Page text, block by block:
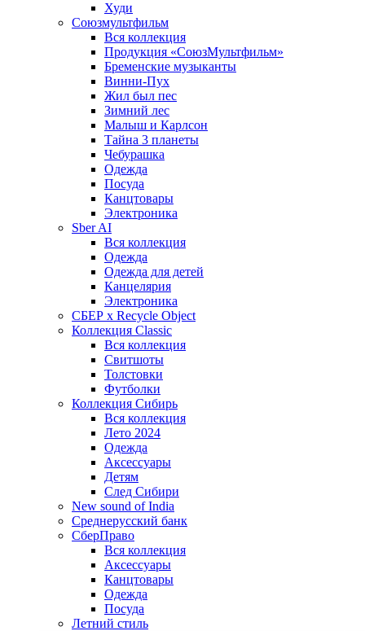
Худи
Союзмультфильм
Вся коллекция
Продукция «СоюзМультфильм»
Бременские музыканты
Винни-Пух
Жил был пес
Зимний лес
Малыш и Карлсон
Тайна 3 планеты
Чебурашка
Одежда
Посуда
Канцтовары
Электроника
Sber AI
Вся коллекция
Одежда
Одежда для детей
Канцелярия
Электроника
СБЕР x Recycle Object
Коллекция Classic
Вся коллекция
Свитшоты
Толстовки
Футболки
Коллекция Сибирь
Вся коллекция
Лето 2024
Одежда
Аксессуары
Детям
След Сибири
New sound of India
Среднерусский банк
СберПраво
Вся коллекция
Аксессуары
Канцтовары
Одежда
Посуда
Летний стиль